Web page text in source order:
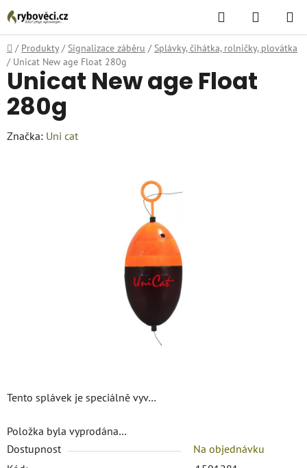
Přejít
na
obsah
Hledat
KOŠÍK
Domů
/ Produkty / Signalizace záběru / Splávky, čihátka, rolničky, plovátka
/ Unicat New age Float 280g
Tento splávek je speciálně vyv…
Položka byla vyprodána…
Dostupnost
Na objednávku
Unicat New age Float
280g
Značka: Uni cat